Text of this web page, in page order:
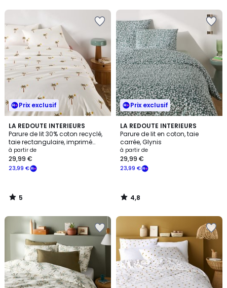
Prix exclusif
LA REDOUTE INTERIEURS
Parure de lit 30% coton recyclé,
taie rectangulaire, imprimé
palmiers, PARADELA
à partir de
23,99 €
29,99 €
5
/
5
5
/
Prix exclusif
LA REDOUTE INTERIEURS
Parure de lit en coton, taie
carrée, Glynis
à partir de
23,99 €
29,99 €
4,8
/ 5
4,8
/